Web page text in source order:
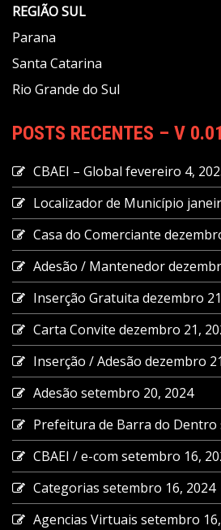
REGIÃOSUL
Parana
Santa Catarina
Rio Grande do Sul
POSTS RECENTES – V 0.01
CBAEI – Global fevereiro 4,
Localizador de Município
Casa do Comerciante
Adesão / Mantenedor
Inserção Gratuita dezembro
Carta Convite dezembro 21,
Inserção / Adesão dezembro
Adesão setembro 20, 2024
Prefeitura de Barra do Dentro
CBAEI / e-com setembro 16,
Categorias setembro 16, 2024
Agencias Virtuais setembro